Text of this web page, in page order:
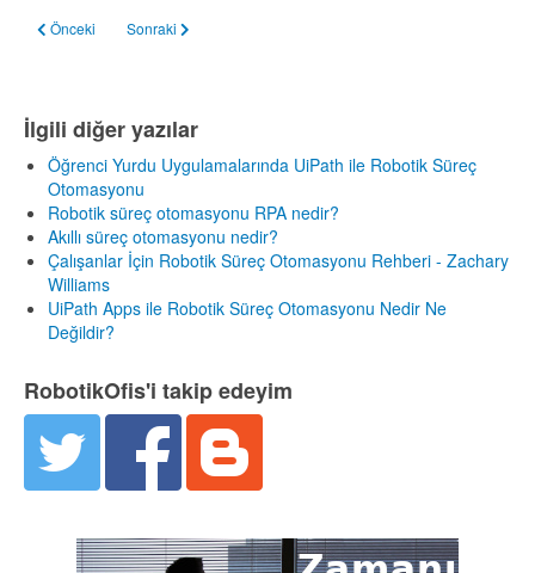
Önceki makale: Dijital işgücü Platformları ve İstihdamın Geleceği
Önceki Sonraki makale: Çalışanlar İçin Robotik Süreç Otomasyonu
Sonraki
İlgili diğer yazılar
Öğrenci Yurdu Uygulamalarında UiPath ile Robotik Süreç
Otomasyonu
Robotik süreç otomasyonu RPA nedir?
Akıllı süreç otomasyonu nedir?
Çalışanlar İçin Robotik Süreç Otomasyonu Rehberi - Zachary
Williams
UiPath Apps ile Robotik Süreç Otomasyonu Nedir Ne
Değildir?
RobotikOfis'i takip edeyim